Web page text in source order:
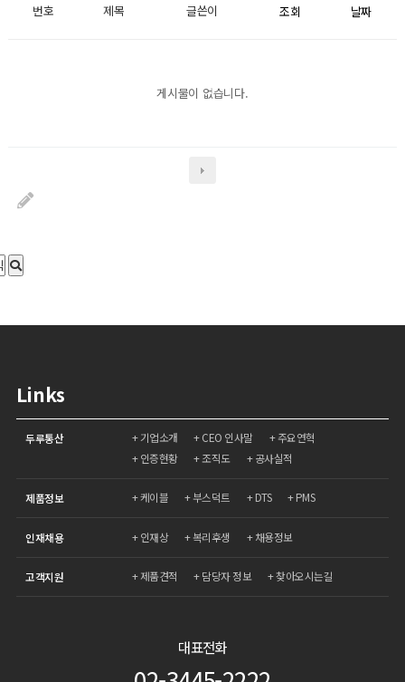
번호 제목 글쓴이 조회 날짜
게시물이 없습니다.
Links
두루통산 기업소개 CEO 인사말
주요연혁
인증현황
조직도 공사실적
제품정보 케이블 부스덕트 DTS PMS
인재채용 인재상 복리후생 채용정보
고객지원 제품견적 담당자 정보 찾아오시는길
대표전화